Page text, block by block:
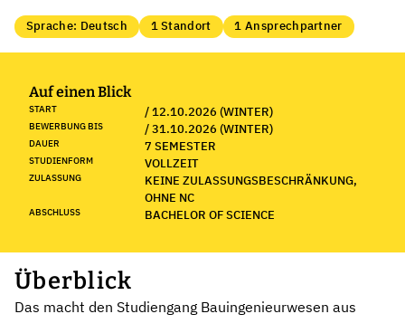
Sprache: Deutsch 1 Standort 1 Ansprechpartner
Auf einen Blick
START / 12.10.2026 (WINTER)
BEWERBUNG BIS / 31.10.2026 (WINTER)
DAUER 7 SEMESTER
STUDIENFORM VOLLZEIT
ZULASSUNG
KEINE ZULASSUNGSBESCHRÄNKUNG,
OHNE NC
ABSCHLUSS BACHELOR OF SCIENCE
Überblick
Das macht den Studiengang Bauingenieurwesen aus